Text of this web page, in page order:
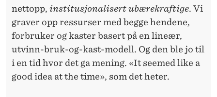
nettopp, institusjonalisert ubærekraftige. Vi
graver opp ressurser med begge hendene,
forbruker og kaster basert på en lineær,
utvinn-bruk-og-kast-modell. Og den ble jo til
i en tid hvor det ga mening. «It seemed like a
good idea at the time», som det heter.